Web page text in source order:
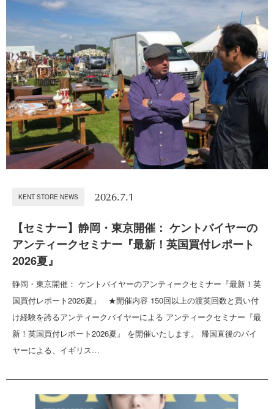
KENT STORE NEWS 2026.7.1
【セミナー】静岡・東京開催： ケントバイヤーの
アンティークセミナー『最新！英国買付レポート
2026夏』
静岡・東京開催： ケントバイヤーのアンティークセミナー『最新！英
国買付レポート2026夏』 ★開催内容 150回以上の渡英回数と買い付
け経験を誇るアンティークバイヤーによる アンティークセミナー『最
新！英国買付レポート2026夏』 を開催いたします。 帰国直後のバイ
ヤーによる、イギリス…